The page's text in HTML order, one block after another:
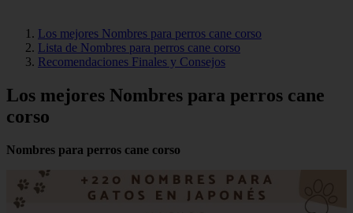
Los mejores Nombres para perros cane corso
Lista de Nombres para perros cane corso
Recomendaciones Finales y Consejos
Los mejores Nombres para perros cane
corso
Nombres para perros cane corso